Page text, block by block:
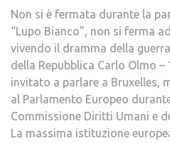
Non si è fermata durante la
“Lupo Bianco”, non si ferma
vivendo il dramma della
della Repubblica Carlo Olmo –
invitato a parlare a Bruxelles,
al Parlamento Europeo
Commissione Diritti Umani e
La massima istituzione